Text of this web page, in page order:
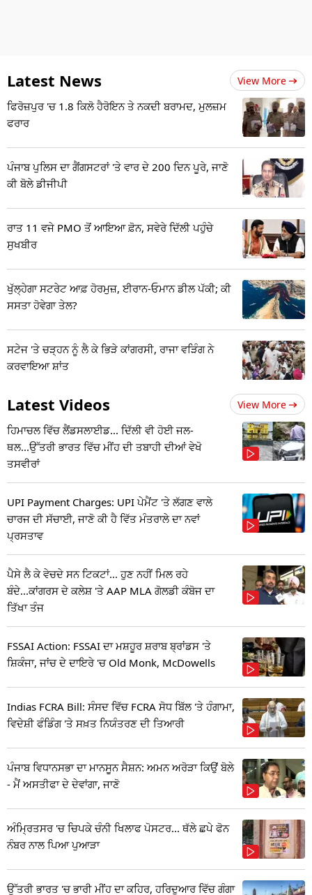
Latest News View More
ਫਿਰੋਜ਼ਪੁਰ 'ਚ 1.8 ਕਿਲੋ ਹੈਰੋਇਨ ਤੇ ਨਕਦੀ ਬਰਾਮਦ, ਮੁਲਜ਼ਮ
ਫਰਾਰ
ਪੰਜਾਬ ਪੁਲਿਸ ਦਾ ਗੈਂਗਸਟਰਾਂ 'ਤੇ ਵਾਰ ਦੇ 200 ਦਿਨ ਪੂਰੇ, ਜਾਣੋ
ਕੀ ਬੋਲੇ ਡੀਜੀਪੀ
ਰਾਤ 11 ਵਜੇ PMO ਤੋਂ ਆਇਆ ਫ਼ੋਨ, ਸਵੇਰੇ ਦਿੱਲੀ ਪਹੁੰਚੇ
ਸੁਖਬੀਰ
ਖੁੱਲ੍ਹੇਗਾ ਸਟਰੇਟ ਆਫ਼ ਹੋਰਮੁਜ਼, ਈਰਾਨ-ਓਮਾਨ ਡੀਲ ਪੱਕੀ; ਕੀ
ਸਸਤਾ ਹੋਵੇਗਾ ਤੇਲ?
ਸਟੇਜ 'ਤੇ ਚੜ੍ਹਨ ਨੂੰ ਲੈ ਕੇ ਭਿੜੇ ਕਾਂਗਰਸੀ, ਰਾਜਾ ਵੜਿੰਗ ਨੇ
ਕਰਵਾਇਆ ਸ਼ਾਂਤ
Latest Videos View More
ਹਿਮਾਚਲ ਵਿੱਚ ਲੈਂਡਸਲਾਈਡ... ਦਿੱਲੀ ਵੀ ਹੋਈ ਜਲ-
ਥਲ...ਉੱਤਰੀ ਭਾਰਤ ਵਿੱਚ ਮੀਂਹ ਦੀ ਤਬਾਹੀ ਦੀਆਂ ਵੇਖੋ
ਤਸਵੀਰਾਂ
UPI Payment Charges: UPI ਪੇਮੈਂਟ 'ਤੇ ਲੱਗਣ ਵਾਲੇ
ਚਾਰਜ ਦੀ ਸੱਚਾਈ, ਜਾਣੋ ਕੀ ਹੈ ਵਿੱਤ ਮੰਤਰਾਲੇ ਦਾ ਨਵਾਂ
ਪ੍ਰਸਤਾਵ
ਪੈਸੇ ਲੈ ਕੇ ਵੇਚਦੇ ਸਨ ਟਿਕਟਾਂ... ਹੁਣ ਨਹੀਂ ਮਿਲ ਰਹੇ
ਬੰਦੇ...ਕਾਂਗਰਸ ਦੇ ਕਲੇਸ਼ 'ਤੇ AAP MLA ਗੋਲਡੀ ਕੰਬੋਜ ਦਾ
ਤਿੱਖਾ ਤੰਜ
FSSAI Action: FSSAI ਦਾ ਮਸ਼ਹੂਰ ਸ਼ਰਾਬ ਬ੍ਰਾਂਡਸ 'ਤੇ
ਸ਼ਿਕੰਜਾ, ਜਾਂਚ ਦੇ ਦਾਇਰੇ 'ਚ Old Monk, McDowells
Indias FCRA Bill: ਸੰਸਦ ਵਿੱਚ FCRA ਸੋਧ ਬਿੱਲ 'ਤੇ ਹੰਗਾਮਾ,
ਵਿਦੇਸ਼ੀ ਫੰਡਿੰਗ 'ਤੇ ਸਖ਼ਤ ਨਿਯੰਤਰਣ ਦੀ ਤਿਆਰੀ
ਪੰਜਾਬ ਵਿਧਾਨਸਭਾ ਦਾ ਮਾਨਸੂਨ ਸੈਸ਼ਨ: ਅਮਨ ਅਰੋੜਾ ਕਿਉਂ ਬੋਲੇ
- ਮੈਂ ਅਸਤੀਫਾ ਦੇ ਦੇਵਾਂਗਾ, ਜਾਣੋ
ਅੰਮ੍ਰਿਤਸਰ 'ਚ ਚਿਪਕੇ ਚੰਨੀ ਖਿਲਾਫ ਪੋਸਟਰ... ਥੱਲੇ ਛਪੇ ਫੋਨ
ਨੰਬਰ ਨਾਲ ਪਿਆ ਪੁਆੜਾ
ਉੱਤਰੀ ਭਾਰਤ 'ਚ ਭਾਰੀ ਮੀਂਹ ਦਾ ਕਹਿਰ, ਹਰਿਦੁਆਰ ਵਿੱਚ ਗੰਗਾ